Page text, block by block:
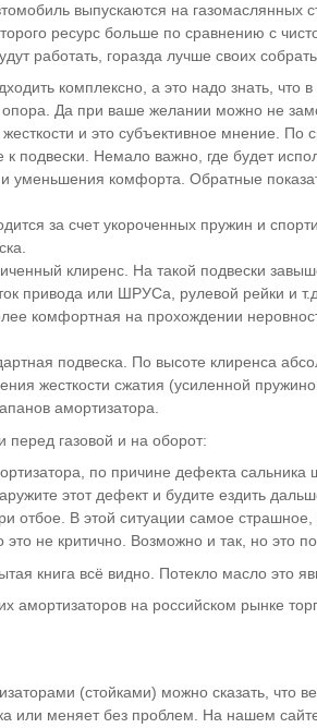
выпускаются на
ресурс больше по сравнению с
работать, горазда лучше своих
комплексно, а это надо знать,
Да при ваше желании можно не
и это субъективное мнение. По
к подвески. Немало важно, где будет
уменьшения комфорта. Обратные
за счет укороченных пружин и
клиренс. На такой подвески
привода или ШРУСа, рулевой рейки и
комфортная на прохождении
подвеска. По высоте клиренса
жесткости сжатия (усиленной
амортизатора.
газовой и на оборот:
по причине дефекта
этот дефект и будите ездить
отбое. В этой ситуации самое
это не критично. Возможно и так, но
книга всё видно. Потекло масло это
амортизаторов на российском рынке
(стойками) можно сказать, что
или меняет без проблем. На нашем